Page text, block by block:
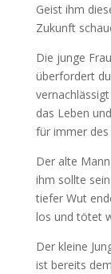
Geist ihm
Zukunft
Die junge
überfordert
das Leben
für immer des
Der alte
ihm sollte
tiefer Wut
los und tötet
Der kleine
ist bereits